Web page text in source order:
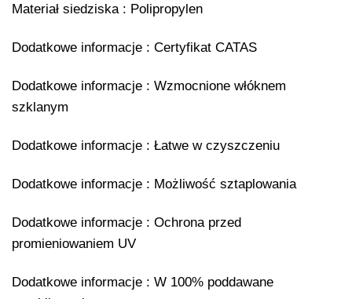
Materiał siedziska : Polipropylen
Dodatkowe informacje : Certyfikat CATAS
Dodatkowe informacje : Wzmocnione włóknem
szklanym
Dodatkowe informacje : Łatwe w czyszczeniu
Dodatkowe informacje : Możliwość sztaplowania
Dodatkowe informacje : Ochrona przed
promieniowaniem UV
Dodatkowe informacje : W 100% poddawane